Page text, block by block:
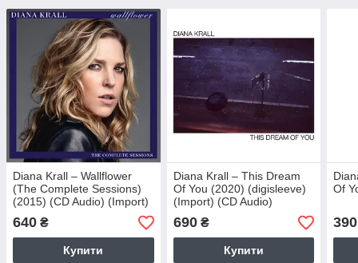
Diana Krall – Wallflower
(The Complete Sessions)
(2015) (CD Audio) (Import)
640 ₴
Купити
Diana Krall – This Dream
Of You (2020) (digisleeve)
(Import) (CD Audio)
690₴
Купити
Of
390